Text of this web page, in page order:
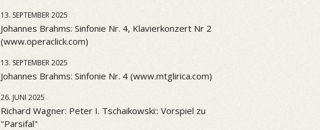
13. SEPTEMBER 2025
Johannes Brahms: Sinfonie Nr. 4, Klavierkonzert Nr 2
(www.operaclick.com)
13. SEPTEMBER 2025
Johannes Brahms: Sinfonie Nr. 4 (www.mtglirica.com)
26. JUNI 2025
Richard Wagner: Peter I. Tschaikowski:: Vorspiel zu
"Parsifal"